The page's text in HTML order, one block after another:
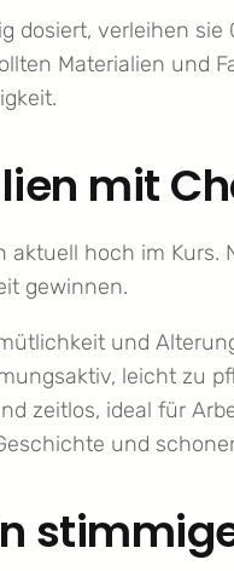
dosiert, verleihen
Materialien und
mit
hoch im Kurs.
gewinnen.
und
leicht zu
zeitlos, ideal für
und